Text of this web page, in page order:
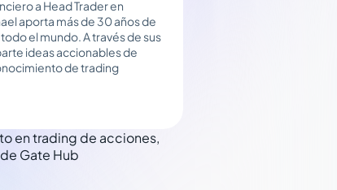
a Head Trader en
aporta más de 30 años de
el mundo. A través de sus
ideas accionables de
de trading